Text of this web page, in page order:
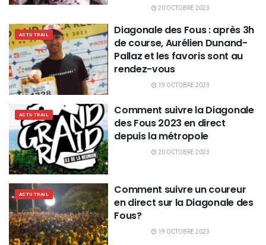
20 OCTOBRE 2023
ACTU TRAIL
Diagonale des Fous : après 3h
de course, Aurélien Dunand-
Pallaz et les favoris sont au
rendez-vous
19 OCTOBRE 2023
ACTU TRAIL
Comment suivre la Diagonale
des Fous 2023 en direct
depuis la métropole
20 OCTOBRE 2023
ACTU TRAIL
Comment suivre un coureur
en direct sur la Diagonale des
Fous?
19 OCTOBRE 2023